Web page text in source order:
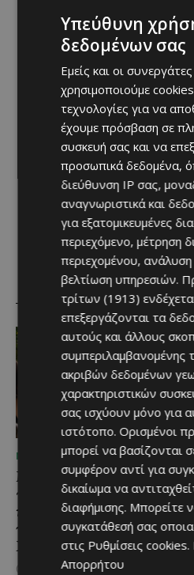
RELATED
ΜΈΝΟΥΜΕ ΕΝΗΜΕΡΩΜΈΝΟΙ
Μια βραδιά γεμάτη
παράδοση, μουσική και
κέφι στον Δελίκηπο για
τη γιορτή του
Χρυσοσώτηρος
@menoumekypro Μια βραδιά
Αν
Υπεύθυνη
δεδομένων σας
Εμείς και οι
χρησιμοποιούμε
τεχνολογίες για να
έχουμε πρόσβαση σε
συσκευή σας και να
προσωπικά δεδομένα,
διεύθυνση IP σας,
αναγνωριστικά και
για εξατομικευμένες
περιεχόμενο, μέτρηση
περιεχομένου, ανάλυση
βελτίωση υπηρεσιών.
τρίτων (1913)
επεξεργάζονται τα
αυτούς και άλλους
συμπεριλαμβανομένης
ακριβών δεδομένων
χαρακτηριστικών
σας ισχύουν μόνο για
ιστότοπο. Ορισμένοι
μπορεί να βασίζονται
συμφέρον αντί για
δικαίωμα να
διαφήμισης. Μπορείτε
συγκατάθεσή σας
στις Ρυθμίσεις cookies.
Απορρήτου